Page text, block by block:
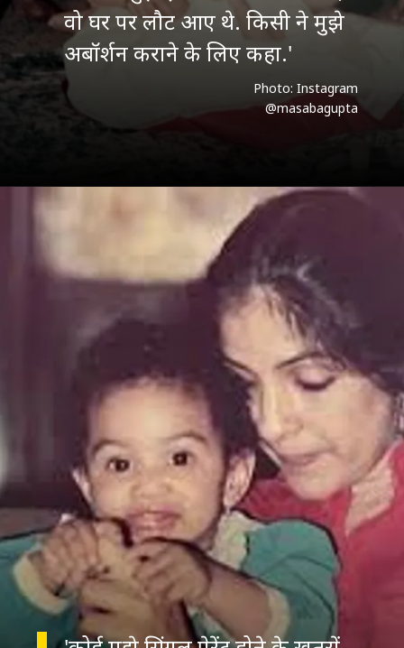
वो घर पर लौट आए थे. किसी ने मुझे
अबॉर्शन कराने के लिए कहा.'
Photo: Instagram
@masabagupta